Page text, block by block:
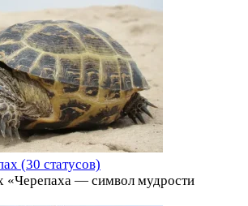
(30 статусов)
«Черепаха — символ мудрости